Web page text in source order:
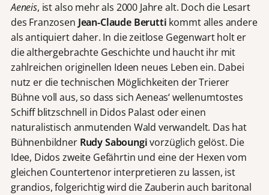
Aeneis, ist also mehr als 2000 Jahre alt. Doch die Lesart
des Franzosen Jean-Claude Berutti kommt alles andere
als antiquiert daher. In die zeitlose Gegenwart holt er
die althergebrachte Geschichte und haucht ihr mit
zahlreichen originellen Ideen neues Leben ein. Dabei
nutz er die technischen Möglichkeiten der Trierer
Bühne voll aus, so dass sich Aeneas‘ wellenumtostes
Schiff blitzschnell in Didos Palast oder einen
naturalistisch anmutenden Wald verwandelt. Das hat
Bühnenbildner Rudy Saboungivorzüglich gelöst. Die
Idee, Didos zweite Gefährtin und eine der Hexen vom
gleichen Countertenor interpretieren zu lassen, ist
grandios, folgerichtig wird die Zauberin auch baritonal